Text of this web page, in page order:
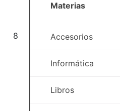
8
Materias
Accesorios
Informática
Libros